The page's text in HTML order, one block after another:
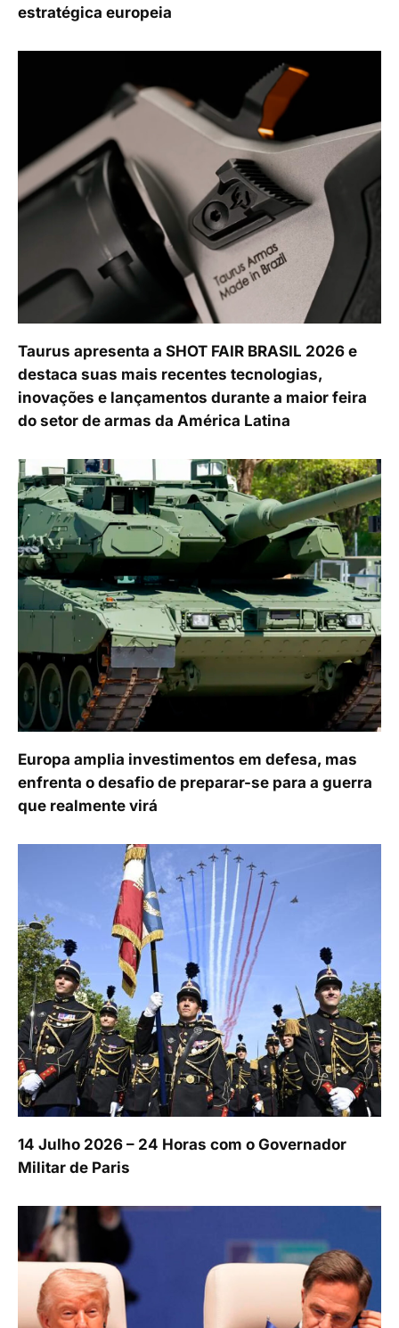
estratégica europeia
Taurus apresenta a SHOT FAIR BRASIL 2026 e
destaca suas mais recentes tecnologias,
inovações e lançamentos durante a maior feira
do setor de armas da América Latina
Europa amplia investimentos em defesa, mas
enfrenta o desafio de preparar-se para a guerra
que realmente virá
14 Julho 2026 – 24 Horas com o Governador
Militar de Paris